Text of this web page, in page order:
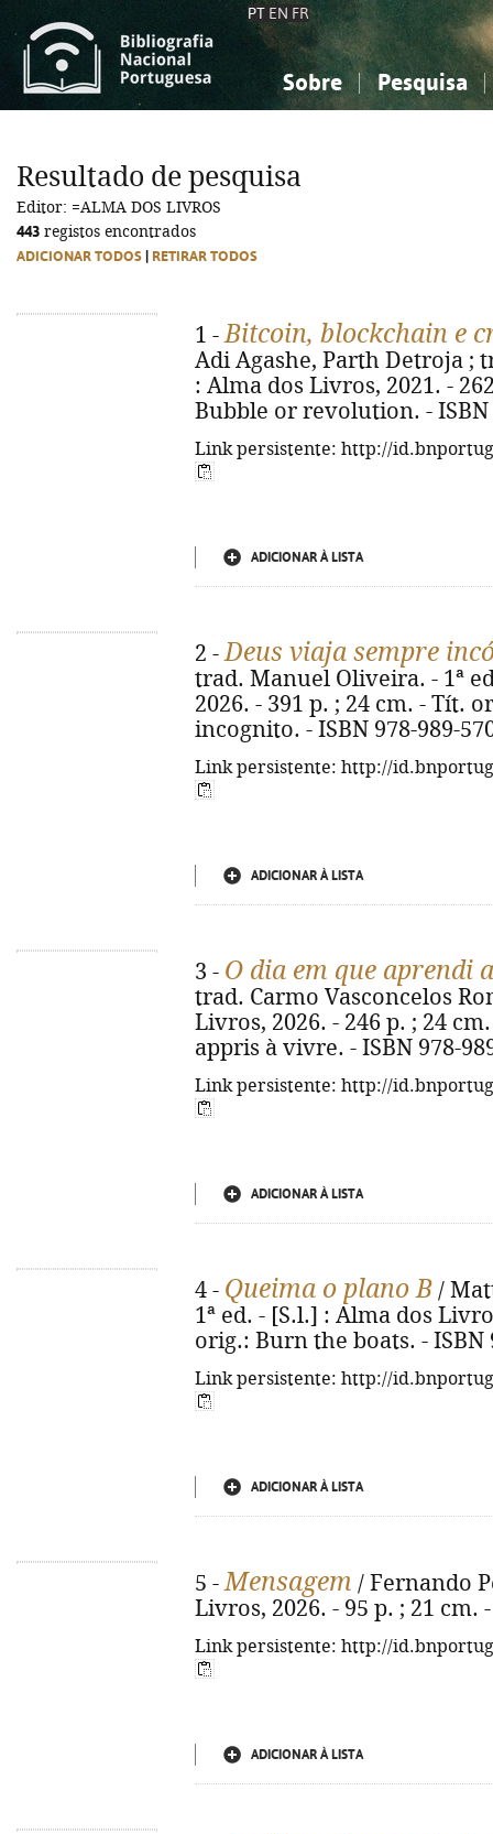
PT EN FR
Sobre Pesquisa
Ciências sociais...
Ciências sociais...
Resultado de pesquisa
Editor: =ALMA DOS LIVROS
443 registos encontrados
ADICIONAR TODOS RETIRAR TODOS
1 -Bitcoin, blockchain e
Adi Agashe, Parth Detroja ;
: Alma dos Livros, 2021. -
Bubble or revolution. - ISBN
Link persistente: http://
ADICIONAR À LISTA
2 -Deus viaja sempre
trad. Manuel Oliveira. - 1ª
2026. - 391 p. ; 24 cm. - Tít.
incognito. - ISBN 978-989-
Link persistente: http://
ADICIONAR À LISTA
3 - O dia em que aprendi
trad. Carmo Vasconcelos
Livros, 2026. - 246 p. ; 24
appris à vivre. - ISBN 978-
Link persistente: http://
ADICIONAR À LISTA
4 - Queima o plano B /
1ª ed. - [S.l.] : Alma dos
orig.: Burn the boats. - ISBN
Link persistente: http://
ADICIONAR À LISTA
5 -Mensagem / Fernando
Livros, 2026. - 95 p. ; 21 cm.
Link persistente: http://
ADICIONAR À LISTA